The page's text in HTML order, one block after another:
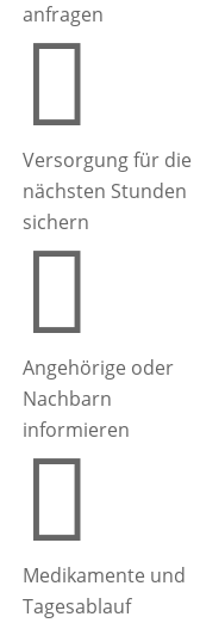
anfragen

Versorgung für die
nächsten Stunden
sichern

Angehörige oder
Nachbarn
informieren

Medikamente und
Tagesablauf